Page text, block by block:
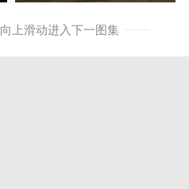
向上滑动进入下一图集